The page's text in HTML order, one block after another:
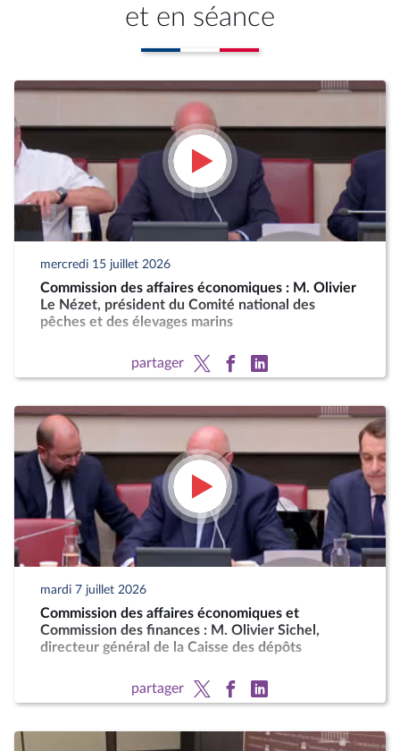
et en séance
mercredi 15 juillet 2026
Commission des affaires économiques : M. Olivier
Le Nézet, président du Comité national des
pêches et des élevages marins
partager
mardi 7 juillet 2026
Commission des affaires économiques et
Commission des finances : M. Olivier Sichel,
directeur général de la Caisse des dépôts
partager